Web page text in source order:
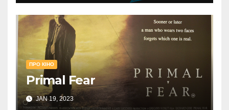
ПРО КІНО
Primal Fear
JAN 19, 2023